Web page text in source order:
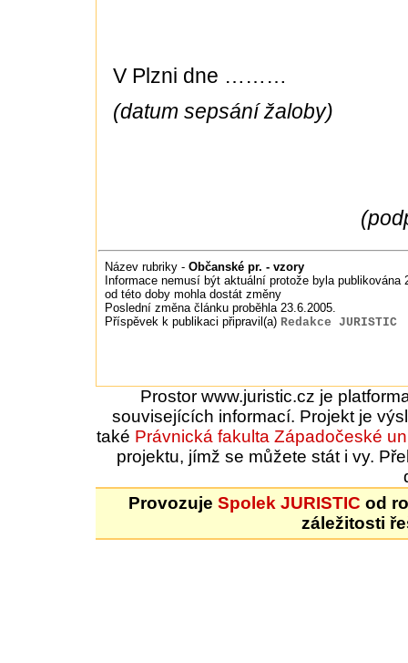
V Plzni dne ………
(datum sepsání žaloby)
Název rubriky - Občanské pr. - vzory
Informace nemusí být aktuální protože byla publikována
od této doby mohla dostát změny
Poslední změna článku proběhla 23.6.2005.
Příspěvek k publikaci připravil(a) Redakce JURISTIC
Prostor www.juristic.cz je
souvisejících informací. Projekt je
také Právnická fakulta Západočeské
projektu, jímž se můžete stát i vy.
Provozuje Spolek JURISTIC od
záležitosti